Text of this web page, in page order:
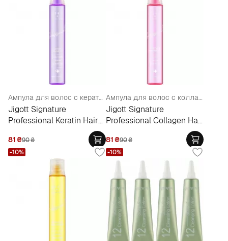
Ампула для волос с кератином
Jigott Signature
Professional Keratin Hair
81₴90₴
Ампула для волос с коллагеном
Jigott Signature
Professional Collagen Hair
81₴90₴
-10% -10%